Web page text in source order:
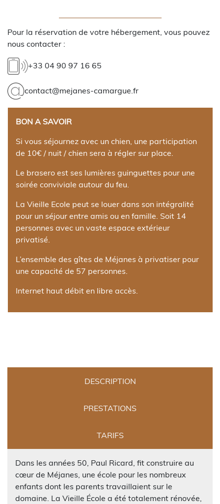
Pour la réservation de votre hébergement, vous pouvez
nous contacter :
+33 04 90 97 16 65
contact@mejanes-camargue.fr
BON A SAVOIR
Si vous séjournez avec un chien, une participation
de 10€ / nuit / chien sera à régler sur place.
Le brasero est ses lumières guinguettes pour une
soirée conviviale autour du feu.
La Vieille Ecole peut se louer dans son intégralité
pour un séjour entre amis ou en famille. Soit 14
personnes avec un vaste espace extérieur
privatisé.
L’ensemble des gîtes de Méjanes à privatiser pour
une capacité de 57 personnes.
Internet haut débit en libre accès.
DESCRIPTION
PRESTATIONS
TARIFS
Dans les années 50, Paul Ricard, fit construire au
cœur de Méjanes, une école pour les nombreux
enfants dont les parents travaillaient sur le
domaine. La Vieille École a été totalement rénovée,